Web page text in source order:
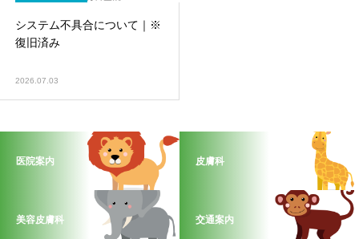
システム不具合について｜※
復旧済み
2026.07.03
医院案内 皮膚科
美容皮膚科 交通案内